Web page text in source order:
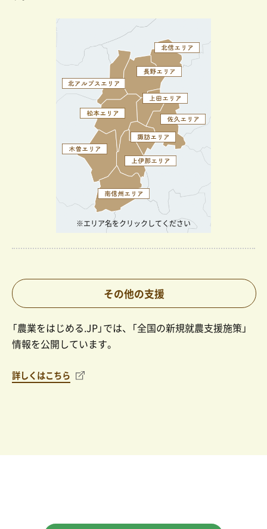
※エリア名をクリックしてください
その他の支援
「農業をはじめる.JP」では、「全国の新規就農支援施策」
情報を公開しています。
詳しくはこちら